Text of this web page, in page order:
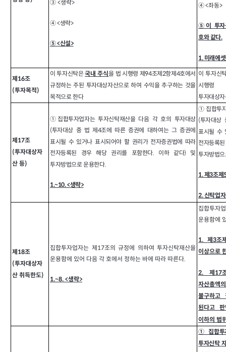
③ <생략>
④ <생략>
⑤ <신설>
④<좌동>
⑤이 투자
호와 같다.
1. 미래에
제16조
(투자목적)
이 투자신탁은국내 주식을 법 시행령 제94조제2항제4호에서
규정하는 주된 투자대상자산으로 하여 수익을 추구하는 것을
목적으로 한다
이 투자신
시행령
투자대상
제17조
(투자대상자
산 등)
①집합투자업자는 투자신탁재산을 다음 각 호의 투자대상
(투자대상 중 법 제4조에 따른 증권에 대하여는 그 증권에
표시될 수 있거나 표시되어야 할 권리가 전자증권법에 따라
전자등록된 경우 해당 권리를 포함한다. 이하 같다) 및
투자방법으로 운용한다.
1.~10. <생략>
①집합투
(투자대상
표시될 수
전자등록
투자방법
1.제3조제
2.신탁업
제18조
(투자대상자
산 취득한도)
집합투자업자는 제17조의 규정에 의하여 투자신탁재산을
운용함에 있어 다음 각 호에서 정하는 바에 따라 따른다.
1.~8. <생략>
집합투자
운용함에
1.제3조
이상으로
2. 제17
자산총액
불구하고
된다고
이하의 범
①집합투
투자신탁